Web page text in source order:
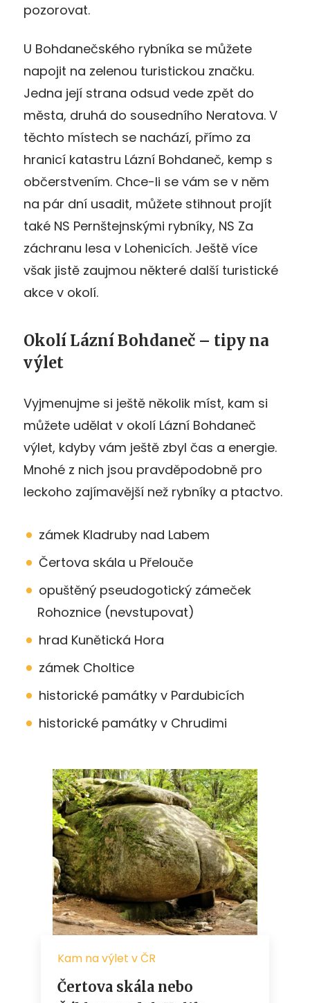
pozorovat.
U Bohdanečského rybníka se můžete
napojit na zelenou turistickou značku.
Jedna její strana odsud vede zpět do
města, druhá do sousedního Neratova. V
těchto místech se nachází, přímo za
hranicí katastru Lázní Bohdaneč, kemp s
občerstvením. Chce-li se vám se v něm
na pár dní usadit, můžete stihnout projít
také NS Pernštejnskými rybníky, NS Za
záchranu lesa v Lohenicích. Ještě více
však jistě zaujmou některé další turistické
akce v okolí.
Okolí Lázní Bohdaneč – tipy na
výlet
Vyjmenujme si ještě několik míst, kam si
můžete udělat v okolí Lázní Bohdaneč
výlet, kdyby vám ještě zbyl čas a energie.
Mnohé z nich jsou pravděpodobně pro
leckoho zajímavější než rybníky a ptactvo.
zámek Kladruby nad Labem
Čertova skála u Přelouče
opuštěný pseudogotický zámeček
Rohoznice (nevstupovat)
hrad Kunětická Hora
zámek Choltice
historické památky v Pardubicích
historické památky v Chrudimi